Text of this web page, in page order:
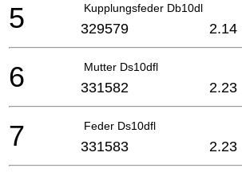
Kupplungsfeder Db10dl
5 329579 2.14
Mutter Ds10dfl
6 331582 2.23
Feder Ds10dfl
7 331583 2.23